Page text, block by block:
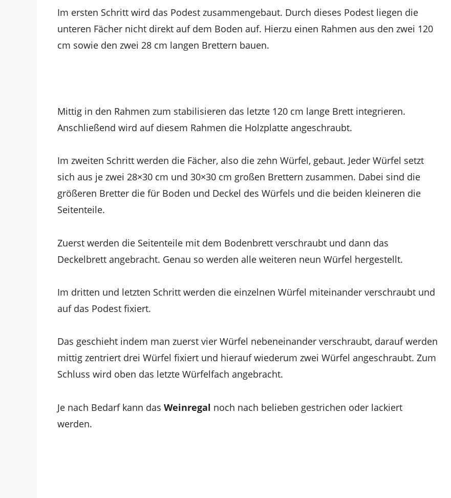
Im ersten Schritt wird das Podest zusammengebaut. Durch dieses Podest liegen die
unteren Fächer nicht direkt auf dem Boden auf. Hierzu einen Rahmen aus den zwei 120
cm sowie den zwei 28 cm langen Brettern bauen.
Mittig in den Rahmen zum stabilisieren das letzte 120 cm lange Brett integrieren.
Anschließend wird auf diesem Rahmen die Holzplatte angeschraubt.
Im zweiten Schritt werden die Fächer, also die zehn Würfel, gebaut. Jeder Würfel setzt
sich aus je zwei 28×30 cm und 30×30 cm großen Brettern zusammen. Dabei sind die
größeren Bretter die für Boden und Deckel des Würfels und die beiden kleineren die
Seitenteile.
Zuerst werden die Seitenteile mit dem Bodenbrett verschraubt und dann das
Deckelbrett angebracht. Genau so werden alle weiteren neun Würfel hergestellt.
Im dritten und letzten Schritt werden die einzelnen Würfel miteinander verschraubt und
auf das Podest fixiert.
Das geschieht indem man zuerst vier Würfel nebeneinander verschraubt, darauf werden
mittig zentriert drei Würfel fixiert und hierauf wiederum zwei Würfel angeschraubt. Zum
Schluss wird oben das letzte Würfelfach angebracht.
Je nach Bedarf kann das Weinregal noch nach belieben gestrichen oder lackiert
werden.